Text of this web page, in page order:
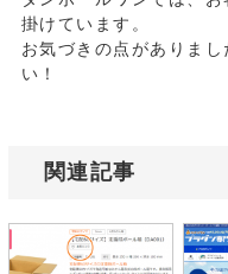
掛けています。
お気づきの点がありま
い！
関連記事